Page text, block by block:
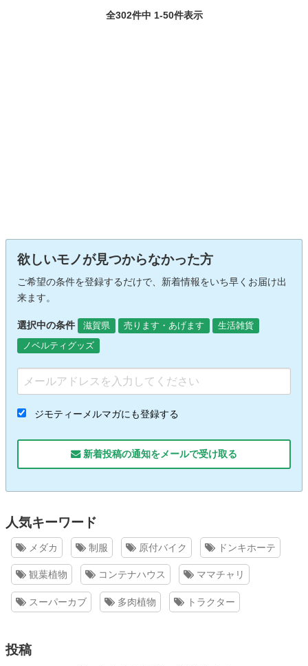
全302件中 1-50件表示
欲しいモノが見つからなかった方
ご希望の条件を登録するだけで、新着情報をいち早くお届け出
来ます。
選択中の条件 滋賀県 売ります・あげます
生活雑貨
ノベルティグッズ
ジモティーメルマガにも登録する
新着投稿の通知をメールで受け取る
人気キーワード
メダカ 制服 原付バイク ドンキホーテ
観葉植物 コンテナハウス ママチャリ
スーパーカブ 多肉植物 トラクター
投稿